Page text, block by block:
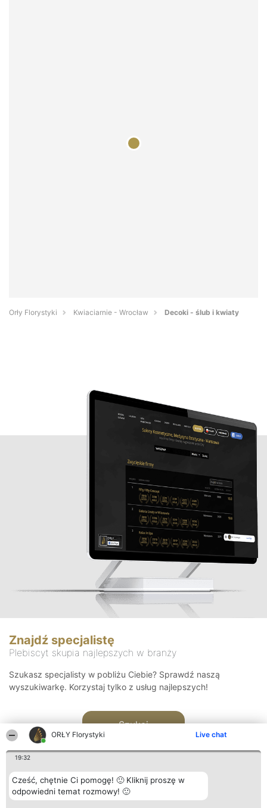
ORŁY Florystyki Live chat
19:32
Cześć, chętnie Ci pomogę! 🙂 Kliknij proszę w
odpowiedni temat rozmowy! 🙂
Orły Florystyki Kwiaciarnie - Wrocław Decoki - ślub i kwiaty
Znajdź specjalistę
Plebiscyt skupia najlepszych w branży
Szukasz specjalisty w pobliżu Ciebie? Sprawdź naszą
wyszukiwarkę. Korzystaj tylko z usług najlepszych!
Szukaj